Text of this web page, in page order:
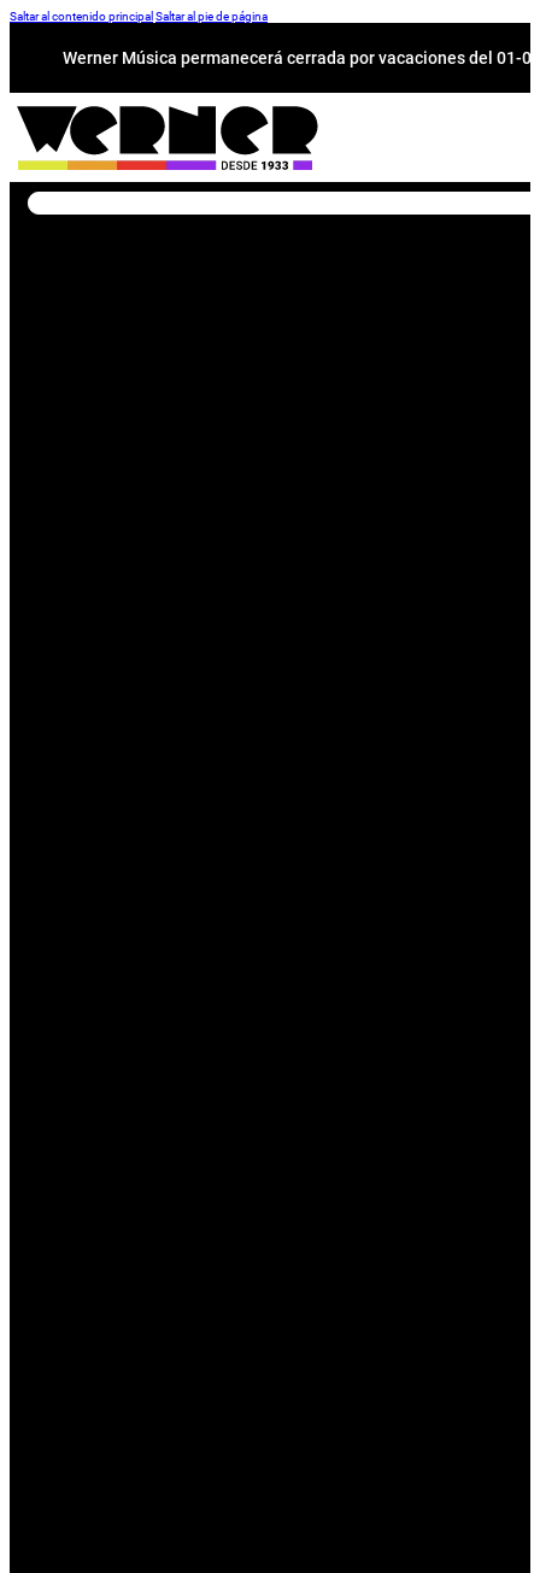
Saltar al contenido principal Saltar al pie de página
Werner Música permanecerá cerrada por vacaciones del 01-
Buscar